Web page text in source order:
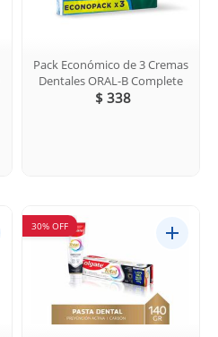
Pack Económico de 3 Cremas
Dentales ORAL-B Complete
$ 338
30% OFF